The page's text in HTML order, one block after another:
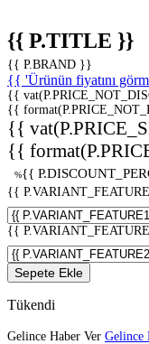
{{ P.TITLE }}
{{ P.BRAND }}
{{ 'Ürünün fiyatını
{{
{{
{{
{{
%{{
{{
{{
Sepete Ekle
Tükendi
Gelince Haber Ver Gelince